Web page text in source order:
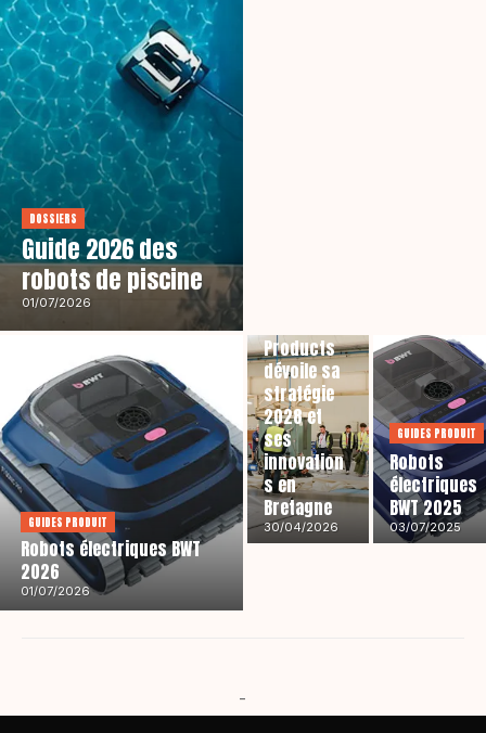
DOSSIERS
Guide 2026 des
robots de piscine
01/07/2026
GUIDES PRODUIT
Robots électriques BWT
2026
01/07/2026
Products
dévoile sa
stratégie
2028 et
ses
innovation
s en
Bretagne
30/04/2026
GUIDES PRODUIT
Robots
électriques
BWT 2025
03/07/2025
-